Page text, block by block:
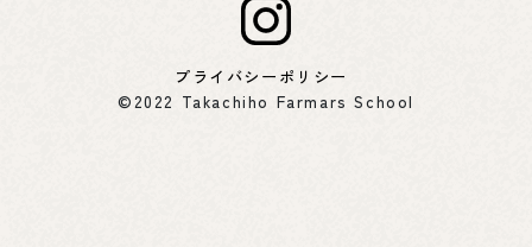
プライバシーポリシー
©2022 Takachiho Farmars School